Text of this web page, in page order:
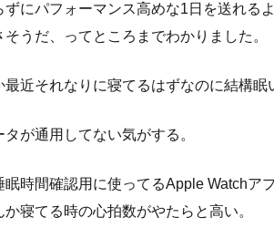
ずにパフォーマンス高めな1日を送れる
うだ、ってところまでわかりました。
最近それなりに寝てるはずなのに結構眠
が通用してない気がする。
眠時間確認用に使ってるApple Watchア
寝てる時の心拍数がやたらと高い。